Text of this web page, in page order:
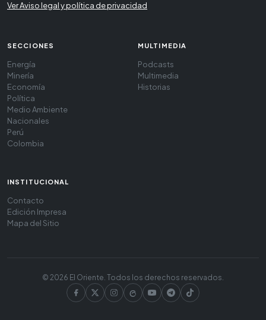
Ver Aviso legal y política de privacidad
SECCIONES
Energía
Minería
Economía
Política
Medio Ambiente
Nacionales
Perú
Colombia
MULTIMEDIA
Podcasts
Multimedia
Historias
INSTITUCIONAL
Contacto
Edición Impresa
Mapa del Sitio
© 2026 El Oriente. Todos los derechos reservados.